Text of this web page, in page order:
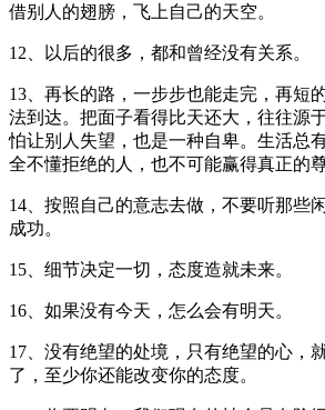
借别人的翅膀，飞上自己的天空。
12、以后的很多，都和曾经没有关系。
13、再长的路，一步步也能走完，再短
法到达。把面子看得比天还大，往往源
怕让别人失望，也是一种自卑。生活总
全不懂拒绝的人，也不可能赢得真正的尊
14、按照自己的意志去做，不要听那些
成功。
15、细节决定一切，态度造就未来。
16、如果没有今天，怎么会有明天。
17、没有绝望的处境，只有绝望的心，
了，至少你还能改变你的态度。